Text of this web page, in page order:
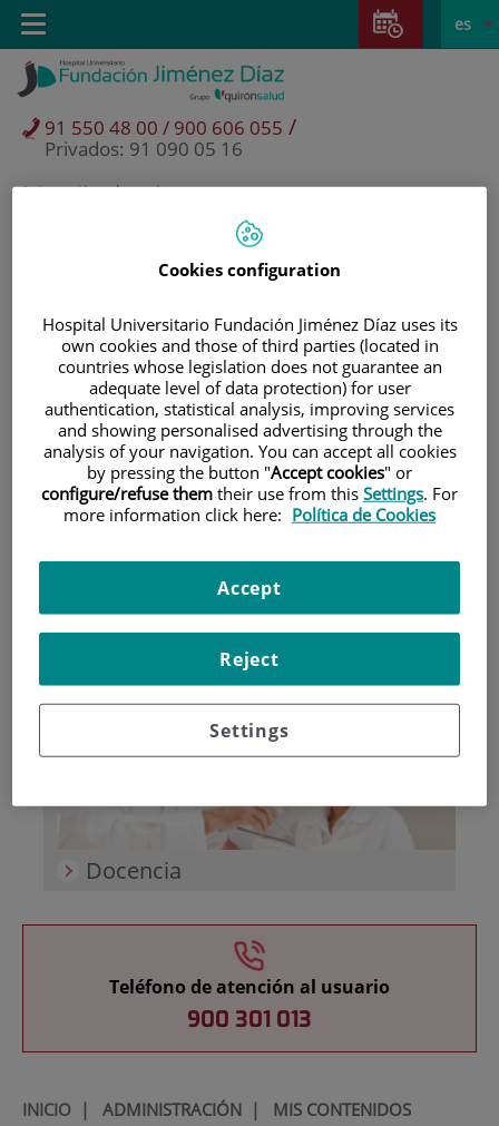
Saltar al contenido
Saltar
contenido
Selector
activo
es
International version
91 550 48 00 / 900 606 055 /
Privados: 91 090 05 16
Toggle
navigation
Pacientes y visitantes
Investigación
Docencia
Teléfono de atención al usuario
900 301 013
INICIO| ADMINISTRACIÓN| MIS CONTENIDOS
Cookies configuration
Hospital Universitario Fundación Jiménez Díaz uses its
own cookies and those of third parties (located in
countries whose legislation does not guarantee an
adequate level of data protection) for user
authentication, statistical analysis, improving services
and showing personalised advertising through the
analysis of your navigation. You can accept all cookies
by pressing the button "Accept cookies" or
configure/refuse them their use from this Settings. For
more information click here: Política de Cookies
Settings
Reject
Accept